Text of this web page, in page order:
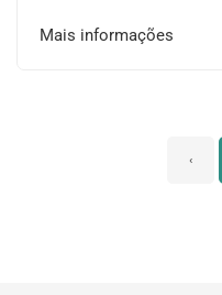
Mais informações
‹